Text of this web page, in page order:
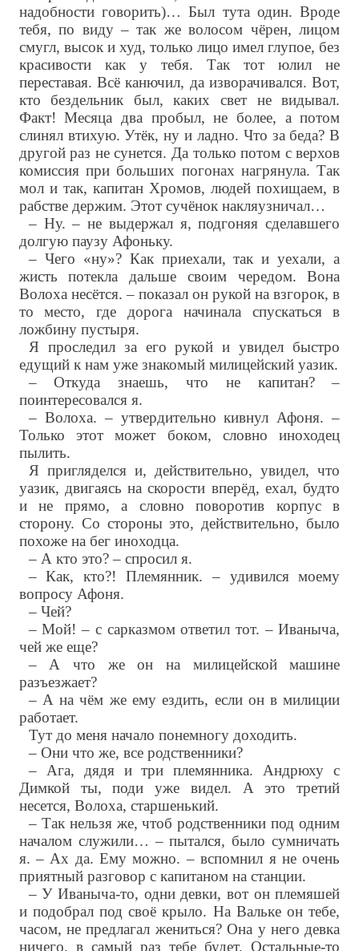
надобности говорить)… Был тута один. Вроде
тебя, по виду – так же волосом чёрен, лицом
смугл, высок и худ, только лицо имел глупое, без
красивости как у тебя. Так тот юлил не
переставая. Всё канючил, да изворачивался. Вот,
кто бездельник был, каких свет не видывал.
Факт! Месяца два пробыл, не более, а потом
слинял втихую. Утёк, ну и ладно. Что за беда? В
другой раз не сунется. Да только потом с верхов
комиссия при больших погонах нагрянула. Так
мол и так, капитан Хромов, людей похищаем, в
рабстве держим. Этот сучёнок накляузничал…
– Ну. – не выдержал я, подгоняя сделавшего
долгую паузу Афоньку.
– Чего «ну»? Как приехали, так и уехали, а
жисть потекла дальше своим чередом. Вона
Волоха несётся. – показал он рукой на взгорок, в
то место, где дорога начинала спускаться в
ложбину пустыря.
Я проследил за его рукой и увидел быстро
едущий к нам уже знакомый милицейский уазик.
– Откуда знаешь, что не капитан? –
поинтересовался я.
– Волоха. – утвердительно кивнул Афоня. –
Только этот может боком, словно иноходец
пылить.
Я пригляделся и, действительно, увидел, что
уазик, двигаясь на скорости вперёд, ехал, будто
и не прямо, а словно поворотив корпус в
сторону. Со стороны это, действительно, было
похоже на бег иноходца.
– А кто это? – спросил я.
– Как, кто?! Племянник. – удивился моему
вопросу Афоня.
– Чей?
– Мой! – с сарказмом ответил тот. – Иваныча,
чей же еще?
– А что же он на милицейской машине
разъезжает?
– А на чём же ему ездить, если он в милиции
работает.
Тут до меня начало понемногу доходить.
– Они что же, все родственники?
– Ага, дядя и три племянника. Андрюху с
Димкой ты, поди уже видел. А это третий
несется, Волоха, старшенький.
– Так нельзя же, чтоб родственники под одним
началом служили… – пытался, было сумничать
я. – Ах да. Ему можно. – вспомнил я не очень
приятный разговор с капитаном на станции.
– У Иваныча-то, одни девки, вот он племяшей
и подобрал под своё крыло. На Вальке он тебе,
часом, не предлагал жениться? Она у него девка
ничего, в самый раз тебе будет. Остальные-то